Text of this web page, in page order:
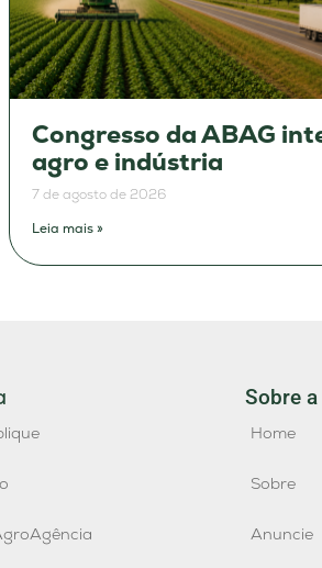
Congresso da ABAG
agro e indústria
7 de agosto de 2026
Leia mais »
Sobre
Home
Sobre
Anuncie